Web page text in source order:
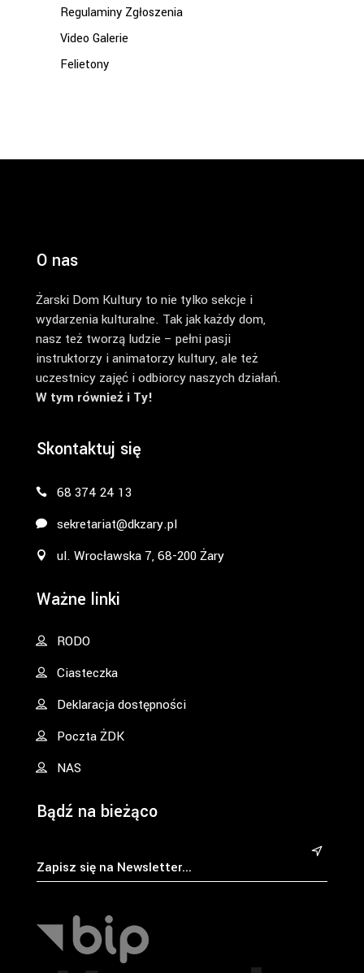
Regulaminy Zgłoszenia
Video Galerie
Felietony
O nas
Żarski Dom Kultury to nie tylko sekcje i
wydarzenia kulturalne. Tak jak każdy dom,
nasz też tworzą ludzie – pełni pasji
instruktorzy i animatorzy kultury, ale też
uczestnicy zajęć i odbiorcy naszych działań.
W tym również i Ty!
Skontaktuj się
68 374 24 13
sekretariat@dkzary.pl
ul. Wrocławska 7, 68-200 Żary
Ważne linki
RODO
Ciasteczka
Deklaracja dostępności
Poczta ŻDK
NAS
Bądź na bieżąco
&